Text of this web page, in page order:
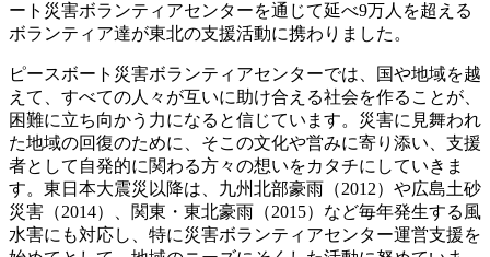
ート災害ボランティアセンターを通じて延べ9万人を超える
ボランティア達が東北の支援活動に携わりました。
ピースボート災害ボランティアセンターでは、国や地域を越
えて、すべての人々が互いに助け合える社会を作ることが、
困難に立ち向かう力になると信じています。災害に見舞われ
た地域の回復のために、そこの文化や営みに寄り添い、支援
者として自発的に関わる方々の想いをカタチにしていきま
す。東日本大震災以降は、九州北部豪雨（2012）や広島土砂
災害（2014）、関東・東北豪雨（2015）など毎年発生する風
水害にも対応し、特に災害ボランティアセンター運営支援を